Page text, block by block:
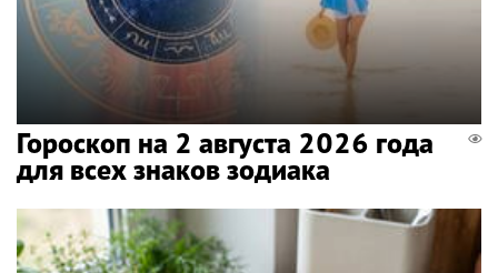
Гороскоп на 2 августа 2026 года
для всех знаков зодиака